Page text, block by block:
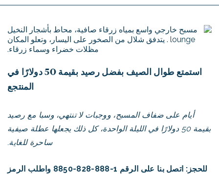
استمتع طوال الصيف بفضل رصيد بقيمة 50 دولارًا في
المنتجع
أيام على ضفاف المسبح، ووجبات لا تنتهي، وسبا مع رصيد
بقيمة 50 دولارًا في الليلة الواحدة، كل ذلك يجعلها عطلة صيفية
ساحرة للغاية.
للحجز: اتصل بنا على الرقم 1-888-828-8850 واطلب الرمز